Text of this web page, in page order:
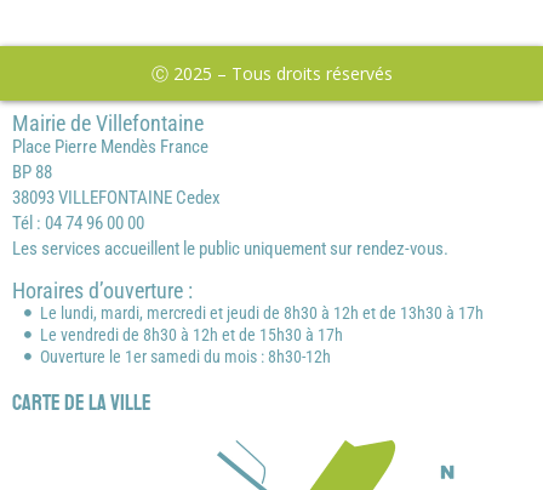
Ⓒ 2025 – Tous droits réservés
Mairie de Villefontaine
Place Pierre Mendès France
BP 88
38093 VILLEFONTAINE Cedex
Tél : 04 74 96 00 00
Les services accueillent le public uniquement sur rendez-vous.
Horaires d’ouverture :
Le lundi, mardi, mercredi et jeudi de 8h30 à 12h et de 13h30 à 17h
Le vendredi de 8h30 à 12h et de 15h30 à 17h
Ouverture le 1er samedi du mois : 8h30-12h
Carte de la ville